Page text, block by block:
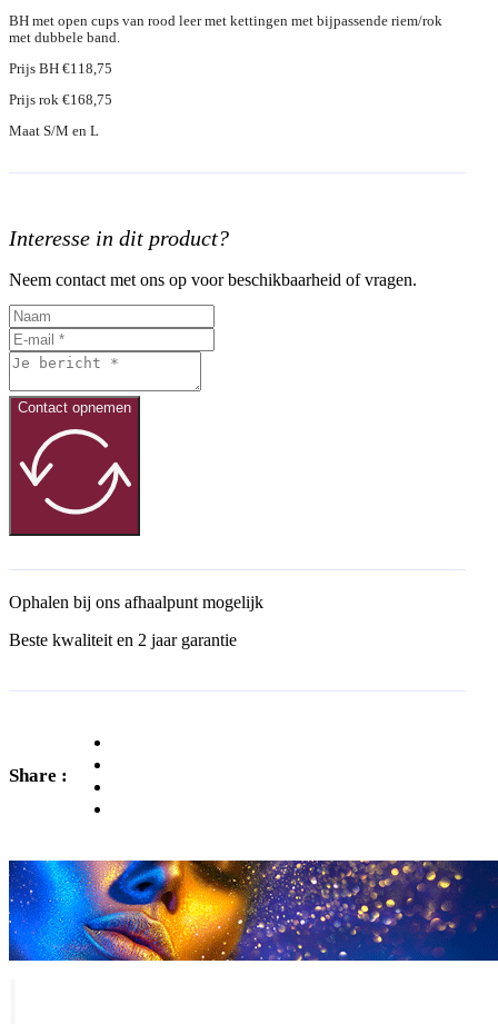
BH met open cups van rood leer met kettingen met bijpassende riem/rok
met dubbele band.
Prijs BH €118,75
Prijs rok €168,75
Maat S/M en L
Interesse in dit product?
Neem contact met ons op voor beschikbaarheid of vragen.
Contact opnemen
Ophalen bij ons afhaalpunt mogelijk
Beste kwaliteit en 2 jaar garantie
Share :